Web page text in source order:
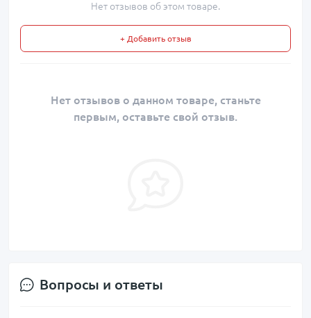
Нет отзывов об этом товаре.
+ Добавить отзыв
Нет отзывов о данном товаре, станьте
первым, оставьте свой отзыв.
Вопросы и ответы